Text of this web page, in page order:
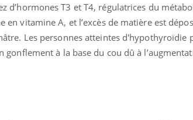
d’hormones T3 et T4, régulatrices du
vitamine A, et l’excès de matière est
Les personnes atteintes d'hypothyroïdie
à la base du cou dû à
» pour
de bilan de